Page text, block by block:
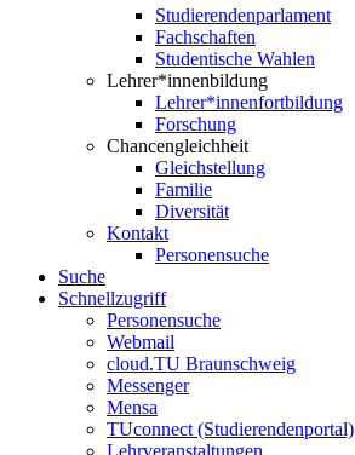
Studierendenparlament
Fachschaften
Studentische Wahlen
Lehrer*innenbildung
Lehrer*innenfortbildung
Forschung
Chancengleichheit
Gleichstellung
Familie
Diversität
Kontakt
Personensuche
Suche
Schnellzugriff
Personensuche
Webmail
cloud.TU Braunschweig
Messenger
Mensa
TUconnect (Studierendenportal)
Lehrveranstaltungen